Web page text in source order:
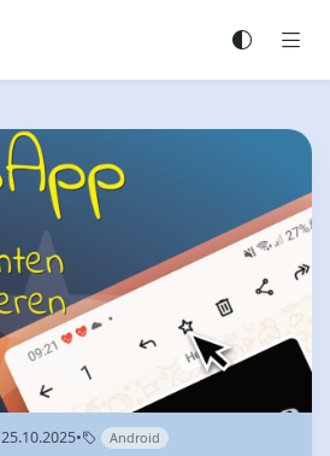
25.10.2025• Android